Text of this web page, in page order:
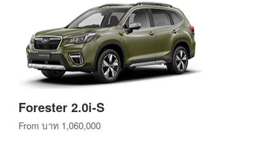
Forester 2.0i-S
From บาท 1,060,000